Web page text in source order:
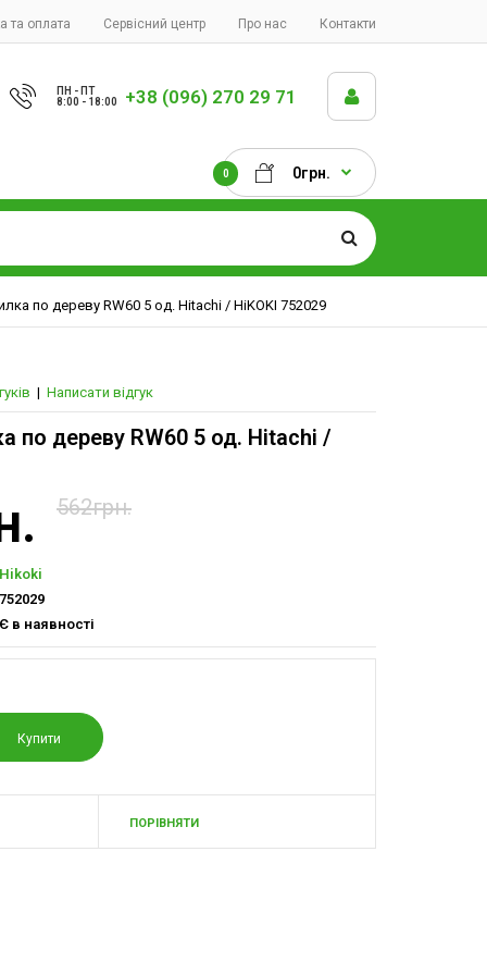
та оплата Сервісний центр Про нас Контакти
ПН - ПТ
8:00 - 18:00
+38 (096) 270 29 71
0 0грн.
по дереву RW60 5 од. Hitachi / HiKOKI 752029
| Написати відгук
по дереву RW60 5 од. Hitachi /
562грн.
Hikoki
752029
Є в наявності
ПОРІВНЯТИ